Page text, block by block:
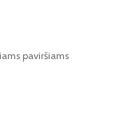
paviršiams